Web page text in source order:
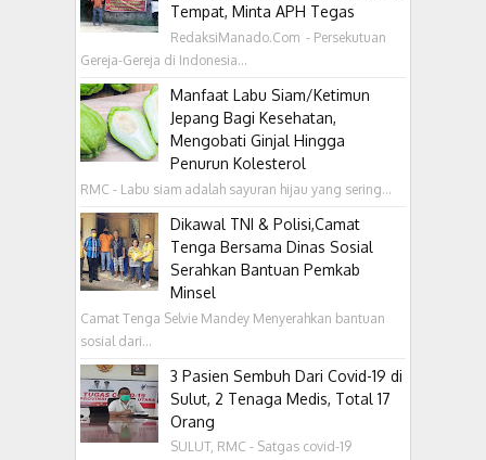
Tempat, Minta APH Tegas
RedaksiManado.Com - Persekutuan
Gereja-Gereja di Indonesia...
Manfaat Labu Siam/Ketimun
Jepang Bagi Kesehatan,
Mengobati Ginjal Hingga
Penurun Kolesterol
RMC - Labu siam adalah sayuran hijau yang sering...
Dikawal TNI & Polisi,Camat
Tenga Bersama Dinas Sosial
Serahkan Bantuan Pemkab
Minsel
Camat Tenga Selvie Mandey Menyerahkan bantuan
sosial dari...
3 Pasien Sembuh Dari Covid-19 di
Sulut, 2 Tenaga Medis, Total 17
Orang
SULUT, RMC - Satgas covid-19